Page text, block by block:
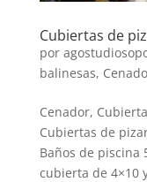
Cubiertas de
por
balinesas,
Cenador,
Cubiertas de
Baños de piscina
cubierta de 4×10